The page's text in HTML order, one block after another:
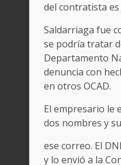
del contratista es
Saldarriaga fue
se podría tratar
Departamento
denuncia con
en otros OCAD.
El empresario le
dos nombres y
ese correo. El
y lo envió a la